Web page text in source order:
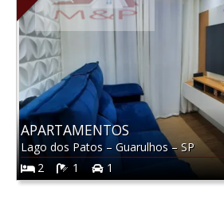
APARTAMENTOS
Lago dos Patos – Guarulhos–SP
2
1 1